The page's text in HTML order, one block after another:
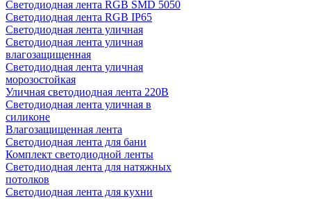
Светодиодная лента RGB SMD 5050
Светодиодная лента RGB IP65
Светодиодная лента уличная
Светодиодная лента уличная
влагозащищенная
Светодиодная лента уличная
морозостойкая
Уличная светодиодная лента 220В
Светодиодная лента уличная в
силиконе
Влагозащищенная лента
Светодиодная лента для бани
Комплект светодиодной ленты
Светодиодная лента для натяжных
потолков
Светодиодная лента для кухни